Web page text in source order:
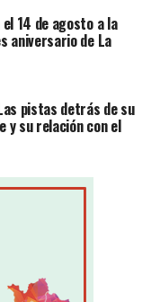
14 de agosto a la
aniversario de La
pistas detrás de su
y su relación con el